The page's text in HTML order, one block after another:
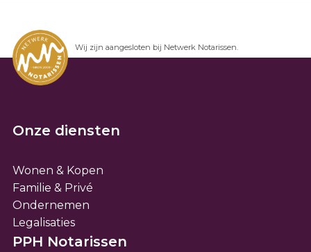
Wij zijn aangesloten bij Netwerk Notarissen.
Onze diensten
Wonen & Kopen
Familie & Privé
Ondernemen
Legalisaties
PPH Notarissen